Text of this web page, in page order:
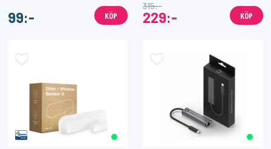
99:- KÖP 229:-
315:-
KÖP